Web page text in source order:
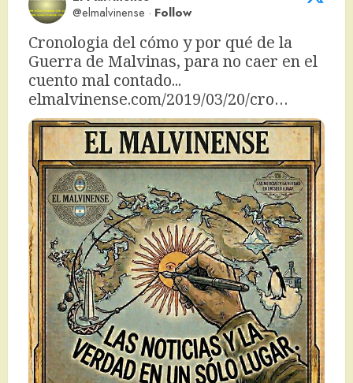
@elmalvinense · Follow
Cronologia del cómo y por qué de la
Guerra de Malvinas, para no caer en el
elmalvinense.com/2019/03/20/cro…